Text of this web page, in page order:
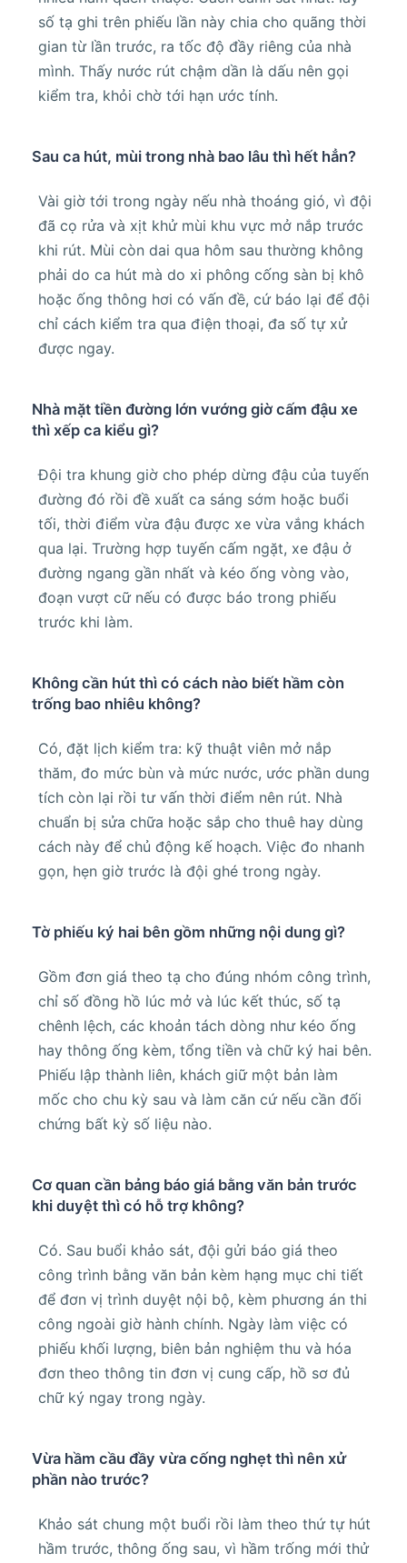
số tạ ghi trên phiếu lần này chia cho quãng thời
gian từ lần trước, ra tốc độ đầy riêng của nhà
mình. Thấy nước rút chậm dần là dấu nên gọi
kiểm tra, khỏi chờ tới hạn ước tính.
Sau ca hút, mùi trong nhà bao lâu thì hết hẳn?
Vài giờ tới trong ngày nếu nhà thoáng gió, vì đội
đã cọ rửa và xịt khử mùi khu vực mở nắp trước
khi rút. Mùi còn dai qua hôm sau thường không
phải do ca hút mà do xi phông cống sàn bị khô
hoặc ống thông hơi có vấn đề, cứ báo lại để đội
chỉ cách kiểm tra qua điện thoại, đa số tự xử
được ngay.
Nhà mặt tiền đường lớn vướng giờ cấm đậu xe
thì xếp ca kiểu gì?
Đội tra khung giờ cho phép dừng đậu của tuyến
đường đó rồi đề xuất ca sáng sớm hoặc buổi
tối, thời điểm vừa đậu được xe vừa vắng khách
qua lại. Trường hợp tuyến cấm ngặt, xe đậu ở
đường ngang gần nhất và kéo ống vòng vào,
đoạn vượt cữ nếu có được báo trong phiếu
trước khi làm.
Không cần hút thì có cách nào biết hầm còn
trống bao nhiêu không?
Có, đặt lịch kiểm tra: kỹ thuật viên mở nắp
thăm, đo mức bùn và mức nước, ước phần dung
tích còn lại rồi tư vấn thời điểm nên rút. Nhà
chuẩn bị sửa chữa hoặc sắp cho thuê hay dùng
cách này để chủ động kế hoạch. Việc đo nhanh
gọn, hẹn giờ trước là đội ghé trong ngày.
Tờ phiếu ký hai bên gồm những nội dung gì?
Gồm đơn giá theo tạ cho đúng nhóm công trình,
chỉ số đồng hồ lúc mở và lúc kết thúc, số tạ
chênh lệch, các khoản tách dòng như kéo ống
hay thông ống kèm, tổng tiền và chữ ký hai bên.
Phiếu lập thành liên, khách giữ một bản làm
mốc cho chu kỳ sau và làm căn cứ nếu cần đối
chứng bất kỳ số liệu nào.
Cơ quan cần bảng báo giá bằng văn bản trước
khi duyệt thì có hỗ trợ không?
Có. Sau buổi khảo sát, đội gửi báo giá theo
công trình bằng văn bản kèm hạng mục chi tiết
để đơn vị trình duyệt nội bộ, kèm phương án thi
công ngoài giờ hành chính. Ngày làm việc có
phiếu khối lượng, biên bản nghiệm thu và hóa
đơn theo thông tin đơn vị cung cấp, hồ sơ đủ
chữ ký ngay trong ngày.
Vừa hầm cầu đầy vừa cống nghẹt thì nên xử
phần nào trước?
Khảo sát chung một buổi rồi làm theo thứ tự hút
hầm trước, thông ống sau, vì hầm trống mới thử